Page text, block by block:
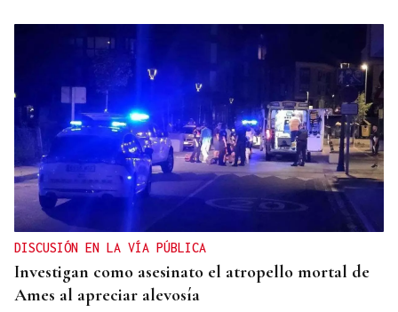
DISCUSIÓN EN LA VÍA PÚBLICA
Investigan como asesinato el atropello mortal de
Ames al apreciar alevosía